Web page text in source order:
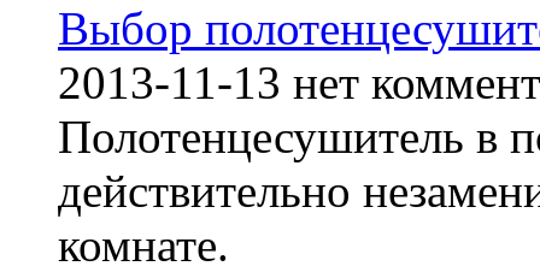
Выбор
2013-11-13 нет
Полотенцесушитель в
действительно
комнате.